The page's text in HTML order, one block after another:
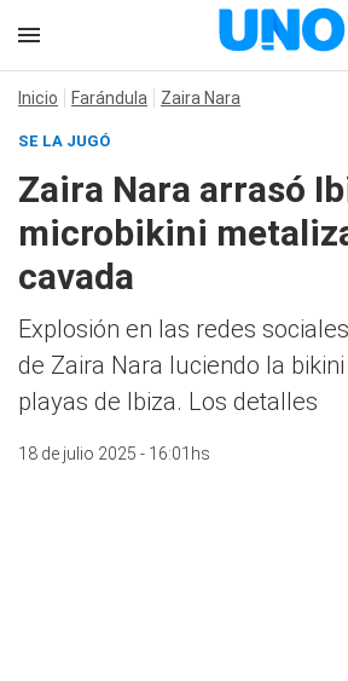
Inicio Farándula Zaira Nara
SE LA JUGÓ
Zaira Nara arrasó
microbikini
cavada
Explosión en las redes
de Zaira Nara luciendo la
playas de Ibiza. Los detalles
18 de julio 2025 - 16:01hs